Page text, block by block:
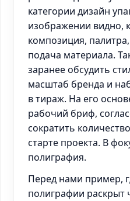
категории дизайн
изображении видно,
композиция,
подача материала.
заранее обсудить
масштаб бренда и
в тираж. На его
рабочий бриф,
сократить
старте проекта. В
полиграфия.
Перед нами пример,
полиграфии раскрыт